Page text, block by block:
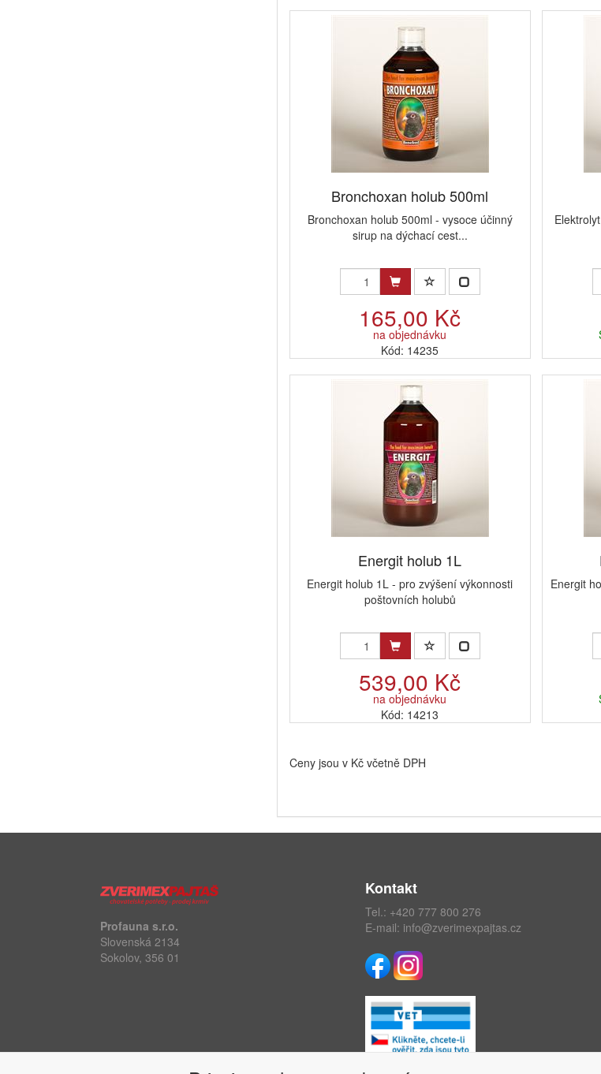
Bronchoxan holub 500ml
Bronchoxan holub 500ml - vysoce účinný
sirup na dýchací cest...
165,00 Kč
na objednávku
Kód: 14235
Energit holub 1L
Energit holub 1L - pro zvýšení výkonnosti
poštovních holubů
539,00 Kč
na objednávku
Kód: 14213
Energit
Ceny jsou v Kč včetně DPH
Profauna s.r.o.
Slovenská 2134
Sokolov, 356 01
Kontakt
Tel.: +420 777 800 276
E-mail: info@zverimexpajtas.cz